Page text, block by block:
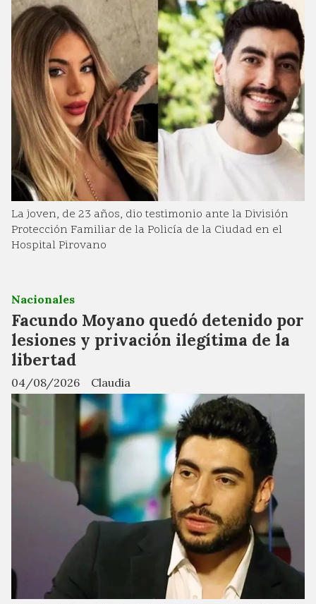
La joven, de 23 años, dio testimonio ante la División
Protección Familiar de la Policía de la Ciudad en el
Hospital Pirovano
Facundo Moyano quedó detenido por
lesiones y privación ilegítima de la
libertad
Claudia
Nacionales
04/08/2026